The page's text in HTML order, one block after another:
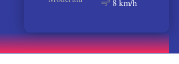
8 km/h